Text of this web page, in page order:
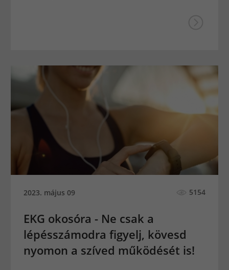
2023. május 09 5154
EKG okosóra - Ne csak a
lépésszámodra figyelj, kövesd
nyomon a szíved működését is!